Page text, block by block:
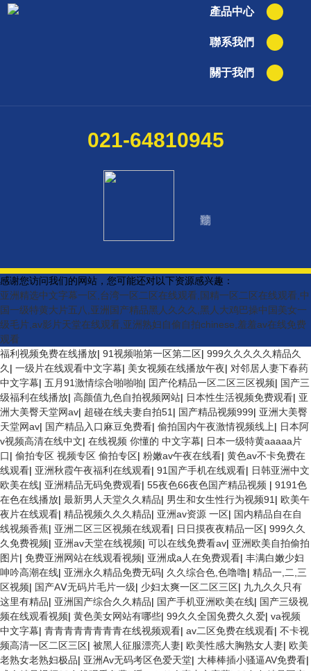
產品中心
聯系我們
關于我們
021-64810945
感谢您访问我们的网站，您可能还对以下资源感兴趣：
亚洲精选中文字幕一区,台湾一区二区在线观看,国精一区二区在线观看,中
国一级特黄大片五八,亚洲国产精品黑人久久久,黑人大鸡巴操中国美女一
级毛片,av影片天堂在线观看,亚洲熟妇自偷自拍chinese,羞羞av在线免费
观看
福利视频免费在线播放| 91视频啪第一区第二区| 999久久久久久精品久
久 | 一级片在线观看中文字幕| 美女视频在线播放午夜| 对邻居人妻下春药
中文字幕| 五月91激情综合啪啪啪| 囯产伦精品一区二区三区视频| 国产三
级福利在线播放| 高颜值九色自拍视频网站| 日本性生活视频免费观看| 亚
洲大美臀天堂网av| 超碰在线夫妻自拍51 | 国产精品视频999| 亚洲大美臀
天堂网av| 国产精品入口麻豆免费看| 偷拍国内午夜激情视频线上| 日本阿
v视频高清在线中文| 在线视频 你懂的 中文字幕| 日本一级特黄aaaaa片
口| 偷拍专区 视频专区 偷拍专区| 粉嫩av午夜在线看| 黄色av不卡免费在
线观看| 亚洲秋霞午夜福利在线观看| 91国产手机在线观看| 日韩亚洲中文
欧美在线| 亚洲精品无码免费观看| 55夜色66夜色国产精品视频 | 9191色
在色在线播放| 最新男人天堂久久精品| 男生和女生性行为视频91 | 欧美午
夜片在线观看| 精品视频久久久精品| 亚洲av资源 一区| 国内精品自在自
线视频香蕉| 亚洲二区三区视频在线观看| 日日摸夜夜精品一区| 999久久
久免费视频| 亚洲av天堂在线视频| 可以在线免费看av| 亚洲欧美自拍偷拍
图片| 免费亚洲网站在线观看视频| 亚洲成a人在免费观看| 丰满白嫩少妇
呻吟高潮在线| 亚洲永久精品免费无码| 久久综合色,色噜噜| 精品一,二,三
区视频| 国产AⅤ无码片毛片一级| 少妇太爽一区二区三区| 九九久久只有
这里有精品| 亚洲国产综合久久精品| 国产手机亚洲欧美在线| 国产三级视
频在线观看视频| 黄色美女网站有哪些| 99久久全国免费久久爱| va视频
中文字幕| 青青青青青青青青在线视频观看| av二区免费在线观看| 不卡视
频高清一区二区三区| 被黑人征服漂亮人妻| 欧美性感大胸熟女人妻| 欧美
老熟女老熟妇极品| 亚洲Av无码考区色爱天堂| 大棒棒插小骚逼AV免费看|